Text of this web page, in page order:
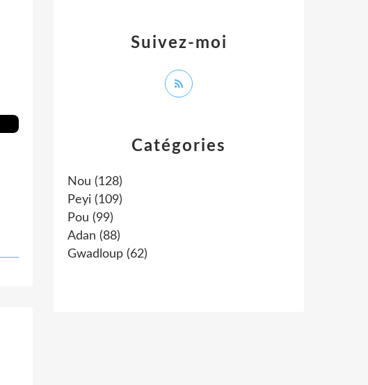
Catégories
Nou (128)
Peyi (109)
Pou (99)
Adan (88)
Gwadloup (62)
Suivez-moi